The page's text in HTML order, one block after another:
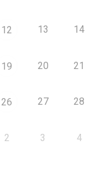
12 13 14
19 20 21
26 27 28
2 3 4